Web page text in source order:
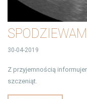
30-04-2019
Z przyjemnością
szczeniąt.